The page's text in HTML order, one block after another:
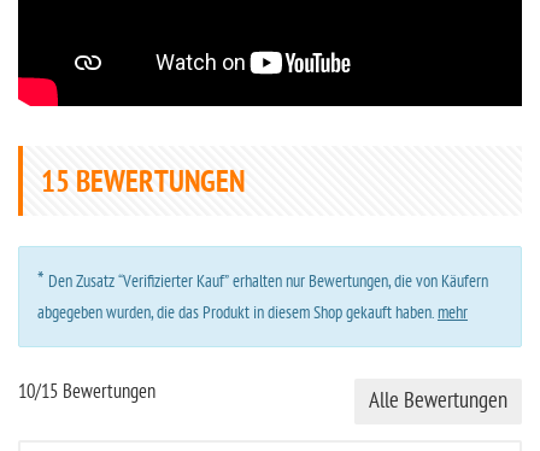
15 BEWERTUNGEN
* Den Zusatz “Verifizierter Kauf” erhalten nur Bewertungen, die von Käufern
abgegeben wurden, die das Produkt in diesem Shop gekauft haben.mehr
10/15 Bewertungen Alle Bewertungen